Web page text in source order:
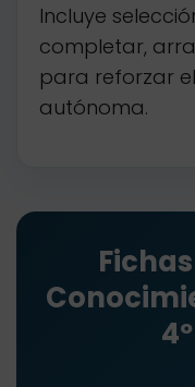
Incluye
completar,
para reforzar
autónoma.